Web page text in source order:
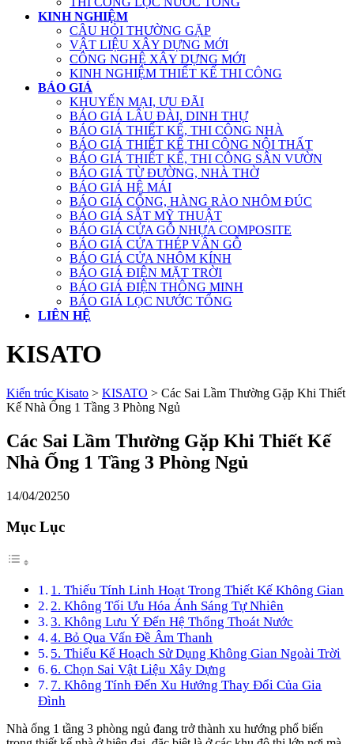
KINH NGHIỆM
CÂU HỎI THƯỜNG GẶP
VẬT LIỆU XÂY DỰNG MỚI
CÔNG NGHỆ XÂY DỰNG MỚI
KINH NGHIỆM THIẾT KẾ THI CÔNG
BÁO GIÁ
KHUYẾN MẠI, ƯU ĐÃI
BÁO GIÁ LÂU ĐÀI, DINH THỰ
BÁO GIÁ THIẾT KẾ, THI CÔNG NHÀ
BÁO GIÁ THIẾT KẾ THI CÔNG NỘI THẤT
BÁO GIÁ THIẾT KẾ, THI CÔNG SÂN VƯỜN
BÁO GIÁ TỪ ĐƯỜNG, NHÀ THỜ
BÁO GIÁ HỆ MÁI
BÁO GIÁ CỔNG, HÀNG RÀO NHÔM ĐÚC
BÁO GIÁ SẮT MỸ THUẬT
BÁO GIÁ CỬA GỖ NHỰA COMPOSITE
BÁO GIÁ CỬA THÉP VÂN GỖ
BÁO GIÁ CỬA NHÔM KÍNH
BÁO GIÁ ĐIỆN MẶT TRỜI
BÁO GIÁ ĐIỆN THÔNG MINH
BÁO GIÁ LỌC NƯỚC TỔNG
LIÊN HỆ
KISATO
Kiến trúc Kisato > KISATO > Các Sai Lầm Thường Gặp Khi Thiết
Kế Nhà Ống 1 Tầng 3 Phòng Ngủ
Các Sai Lầm Thường Gặp Khi Thiết Kế
Nhà Ống 1 Tầng 3 Phòng Ngủ
14/04/20250
Mục Lục
1. Thiếu Tính Linh Hoạt Trong Thiết Kế Không Gian
2. Không Tối Ưu Hóa Ánh Sáng Tự Nhiên
3. Không Lưu Ý Đến Hệ Thống Thoát Nước
4. Bỏ Qua Vấn Đề Âm Thanh
5. Thiếu Kế Hoạch Sử Dụng Không Gian Ngoài Trời
6. Chọn Sai Vật Liệu Xây Dựng
7. Không Tính Đến Xu Hướng Thay Đổi Của Gia
Đình
Nhà ống 1 tầng 3 phòng ngủ đang trở thành xu hướng phổ biến